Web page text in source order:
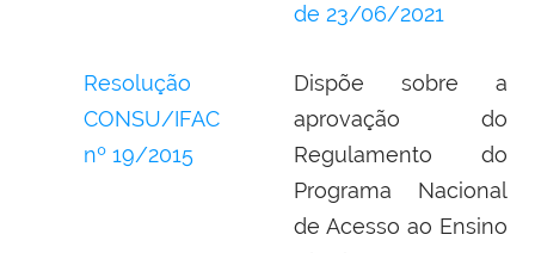
de 23/06/2021
Resolução
CONSU/IFAC
nº 19/2015
Dispõe sobre a
aprovação do
Regulamento do
Programa Nacional
de Acesso ao Ensino